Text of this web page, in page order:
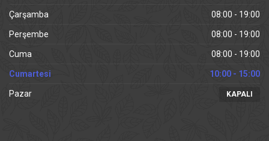
Çarşamba 08:00 - 19:00
Perşembe 08:00 - 19:00
Cuma 08:00 - 19:00
Cumartesi 10:00 - 15:00
Pazar KAPALI